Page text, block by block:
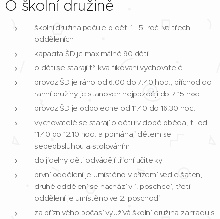
O školní družině
školní družina pečuje o děti 1.- 5. roč. ve třech
odděleních
kapacita ŠD je maximálně 90 dětí
o děti se starají tři kvalifikovaní vychovatelé
provoz ŠD je ráno od 6.00 do 7.40 hod.; příchod do
ranní družiny je stanoven nejpozději do 7.15 hod.
provoz ŠD je odpoledne od 11.40 do 16.30 hod.
vychovatelé se starají o děti i v době oběda, tj. od
11.40 do 12.10 hod. a pomáhají dětem se
sebeobsluhou a stolováním
do jídelny děti odvádějí třídní učitelky
první oddělení je umístěno v přízemí vedle šaten,
druhé oddělení se nachází v 1. poschodí, třetí
oddělení je umístěno ve 2. poschodí
za příznivého počasí využívá školní družina zahradu s